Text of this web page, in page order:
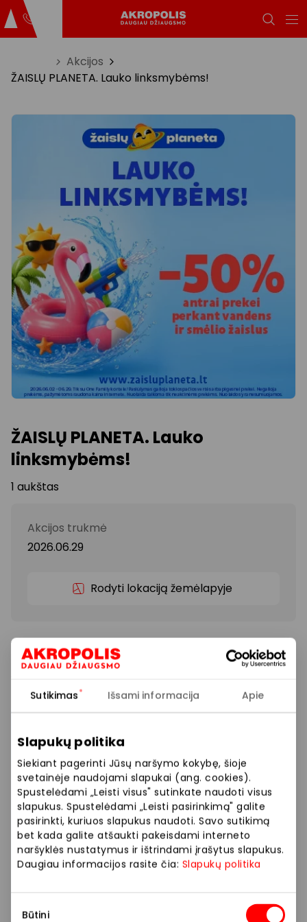
Sutikimas Išsami informacija Apie
Slapukų politika
Siekiant pagerinti Jūsų naršymo kokybę, šioje
svetainėje naudojami slapukai (ang. cookies).
Spustelėdami „Leisti visus" sutinkate naudoti visus
slapukus. Spustelėdami „Leisti pasirinkimą" galite
pasirinkti, kuriuos slapukus naudoti. Savo sutikimą
bet kada galite atšaukti pakeisdami interneto
naršyklės nustatymus ir ištrindami įrašytus slapukus.
Daugiau informacijos rasite čia: Slapukų politika
Būtini
Akcijos
ŽAISLŲ PLANETA. Lauko linksmybėms!
ŽAISLŲ PLANETA. Lauko
linksmybėms!
1 aukštas
Akcijos trukmė
2026.06.29
Rodyti lokaciją žemėlapyje
Vasara skirta vandens mūšiams, smėlio pilims ir
nuotykiams lauke! -50 % antrai prekei perkant
pirmyn į linksmybes!Laukiame Tavęs mūsų fizinėje
parduotuvėje, taip pat elektroninėje!
Prekybos ir pramogų centre „AKROPOLIS“
veikiančios parduotuvės ir paslaugų teikėjai
savarankiškai nustato taikomas nuolaidas, jų
dydžius bei kitas aktualias sąlygas. Stengiamės
kuo tiksliau pateikti aktualią informaciją, tačiau,
jei kyla neatitikimų tarp mūsų tinklalapyje
pateiktos informacijos ir faktinės informacijos
parduotuvėje ar paslaugų teikimo vietoje, visada
parduotuvėje ar paslaugų teikimo vietoje. Visais